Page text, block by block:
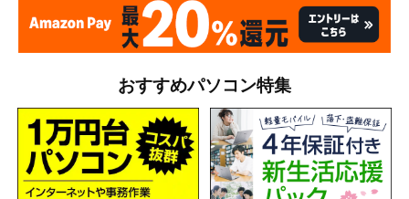
おすすめパソコン特集